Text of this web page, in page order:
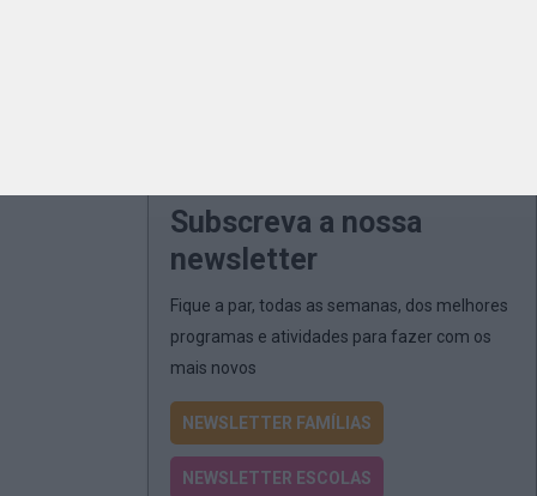
Subscreva a nossa
newsletter
Fique a par, todas as semanas, dos melhores
programas e atividades para fazer com os
mais novos
NEWSLETTER FAMÍLIAS
NEWSLETTER ESCOLAS